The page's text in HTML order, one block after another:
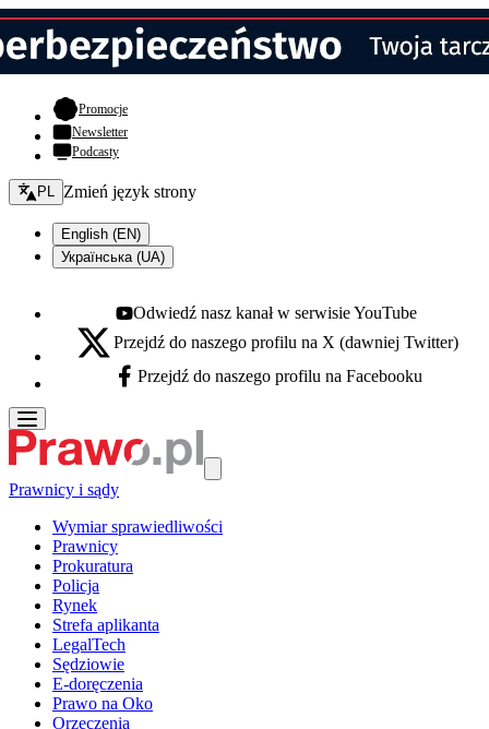
Promocje- otwiera się w nowej karcie
Newsletter
Podcasty
Zmień język - bieżący:
PL Zmień język strony
English (EN)
Українська (UA)
Youtube - otwiera się w nowej karcie
Odwiedź nasz kanał w serwisie YouTube
X - otwiera się w nowej karcie
Przejdź do naszego profilu na X (dawniej Twitter)
Facebook - otwiera się w nowej karcie
Przejdź do naszego profilu na Facebooku
Prawnicy i sądy
Wymiar sprawiedliwości
Prawnicy
Prokuratura
Policja
Rynek
Strefa aplikanta
LegalTech
Sędziowie
E-doręczenia
Prawo na Oko
Orzeczenia